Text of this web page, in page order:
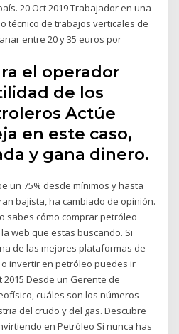
20 Oct 2019 Trabajador en una
técnico de trabajos verticales de
entre 20 y 35 euros por
el operador
de los
Actúe
en este caso,
y gana dinero.
un 75% desde mínimos y hasta
bajista, ha cambiado de opinión.
sabes cómo comprar petróleo
web que estas buscando. Si
de las mejores plataformas de
invertir en petróleo puedes ir
Desde un Gerente de
cuáles son los números
del crudo y del gas. Descubre
en Petróleo Si nunca has